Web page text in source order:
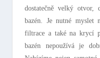
dostatečně velký otvor,
bazén. Je nutné myslet
filtrace a také na krycí
bazén nepoužívá je